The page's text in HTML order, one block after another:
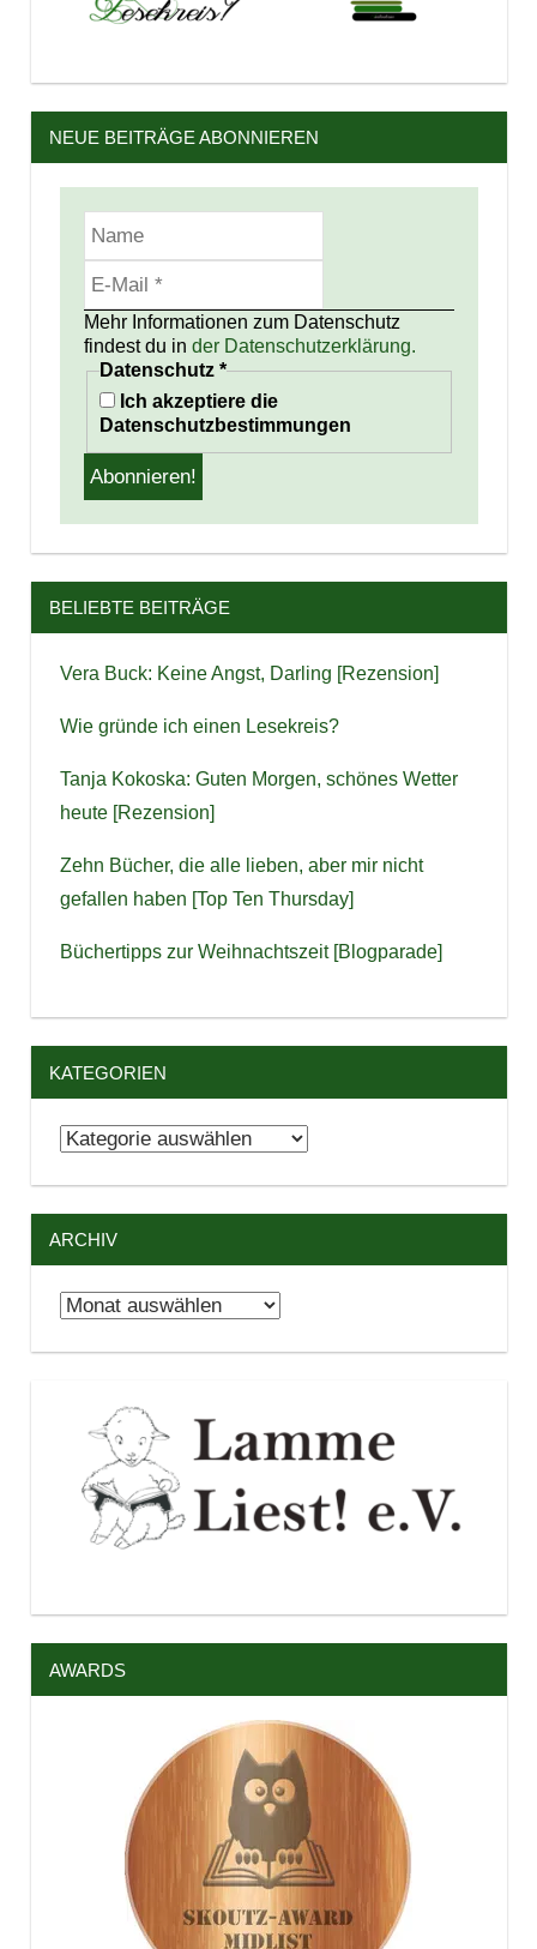
NEUE BEITRÄGE ABONNIEREN
Mehr Informationen zum Datenschutz
findest du in der Datenschutzerklärung.
Datenschutz *
Ich akzeptiere die
Datenschutzbestimmungen
BELIEBTE BEITRÄGE
Vera Buck: Keine Angst, Darling [Rezension]
Wie gründe ich einen Lesekreis?
Tanja Kokoska: Guten Morgen, schönes Wetter
heute [Rezension]
Zehn Bücher, die alle lieben, aber mir nicht
gefallen haben [Top Ten Thursday]
Büchertipps zur Weihnachtszeit [Blogparade]
KATEGORIEN
Kategorien
ARCHIV
Archiv
AWARDS